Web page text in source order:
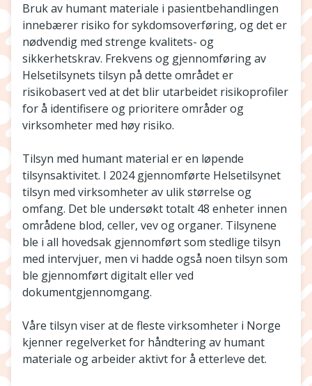
Bruk av humant materiale i pasientbehandlingen
innebærer risiko for sykdomsoverføring, og det er
nødvendig med strenge kvalitets- og
sikkerhetskrav. Frekvens og gjennomføring av
Helsetilsynets tilsyn på dette området er
risikobasert ved at det blir utarbeidet risikoprofiler
for å identifisere og prioritere områder og
virksomheter med høy risiko.
Tilsyn med humant material er en løpende
tilsynsaktivitet. I 2024 gjennomførte Helsetilsynet
tilsyn med virksomheter av ulik størrelse og
omfang. Det ble undersøkt totalt 48 enheter innen
områdene blod, celler, vev og organer. Tilsynene
ble i all hovedsak gjennomført som stedlige tilsyn
med intervjuer, men vi hadde også noen tilsyn som
ble gjennomført digitalt eller ved
dokumentgjennomgang.
Våre tilsyn viser at de fleste virksomheter i Norge
kjenner regelverket for håndtering av humant
materiale og arbeider aktivt for å etterleve det.